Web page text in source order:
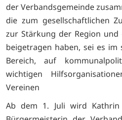
der Verbandsgemeinde
die zum gesellschaftlichen
zur Stärkung der Region
beigetragen haben, sei es
Bereich, auf
wichtigen
Vereinen
Ab dem 1. Juli wird